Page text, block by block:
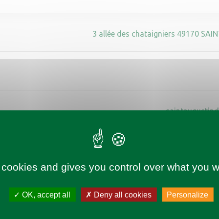
3 allée des chataigniers 49170
https://
and gives you control over what you
OK, accept all Deny all cookies Personalize